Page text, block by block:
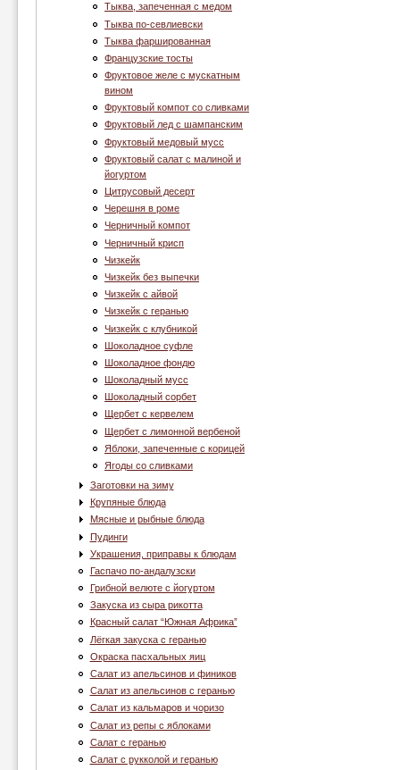
Тыква, запеченная с медом
Тыква по-севлиевски
Тыква фаршированная
Французские тосты
Фруктовое желе с мускатным
вином
Фруктовый компот со сливками
Фруктовый лед с шампанским
Фруктовый медовый мусс
Фруктовый салат с малиной и
йогуртом
Цитрусовый десерт
Черешня в роме
Черничный компот
Черничный крисп
Чизкейк
Чизкейк без выпечки
Чизкейк с айвой
Чизкейк с геранью
Чизкейк с клубникой
Шоколадное суфле
Шоколадное фондю
Шоколадный мусс
Шоколадный сорбет
Щербет с кервелем
Щербет с лимонной вербеной
Яблоки, запеченные с корицей
Ягоды со сливками
Заготовки на зиму
Крупяные блюда
Мясные и рыбные блюда
Пудинги
Украшения, приправы к блюдам
Гаспачо по-андалузски
Грибной велюте с йогуртом
Закуска из сыра рикотта
Красный салат “Южная Африка”
Лёгкая закуска с геранью
Окраска пасхальных яиц
Салат из апельсинов и фиников
Салат из апельсинов с геранью
Салат из кальмаров и чоризо
Салат из репы с яблоками
Салат с геранью
Салат с рукколой и геранью